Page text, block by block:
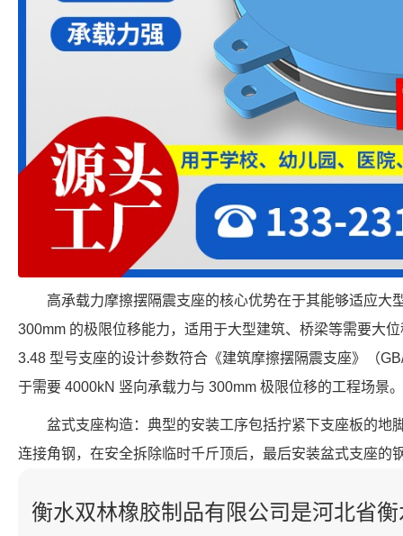
高承载力摩擦摆隔震支座的核心优势在于其能够适应大
300mm 的极限位移能力，适用于大型建筑、桥梁等需要大
3.48 型号支座的设计参数符合《建筑摩擦摆隔震支座》（
于需要 4000kN 竖向承载力与 300mm 极限位移的工程场景。
盆式支座构造：典型的安装工序包括拧紧下支座板的地
连接角钢，在安全拆除临时千斤顶后，最后安装盆式支座的
衡水双林橡胶制品有限公司是河北省